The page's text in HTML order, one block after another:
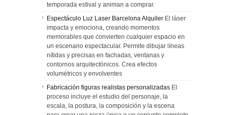
temporada estival y animan a comprar.
Espectáculo Luz Laser Barcelona Alquiler El láser
impacta y emociona, creando momentos
memorables que convierten cualquier espacio en
un escenario espectacular. Permite dibujar líneas
nítidas y precisas en fachadas, ventanas y
contornos arquitectónicos. Crea efectos
volumétricos y envolventes
Fabricación figuras realistas personalizadas El
proceso incluye el estudio del personaje, la
escala, la postura, la composición y la escena